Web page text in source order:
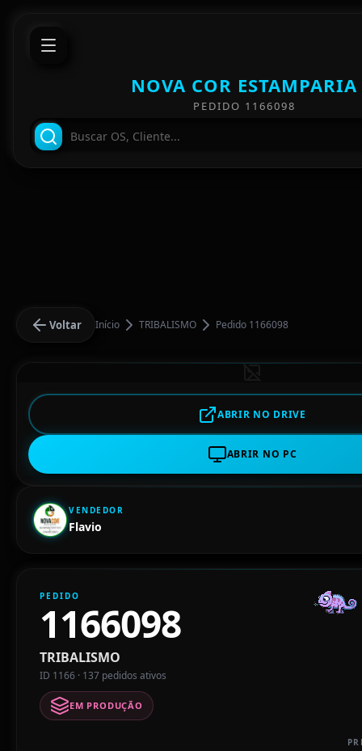
NOVA COR ESTAMPARIA
PEDIDO 1166098
Voltar Início TRIBALISMO Pedido 1166098
ABRIR NO DRIVE
ABRIR NO PC
VENDEDOR
Flavio
PEDIDO
1166098
TRIBALISMO
ID 1166 · 137 pedidos ativos
EM PRODUÇÃO